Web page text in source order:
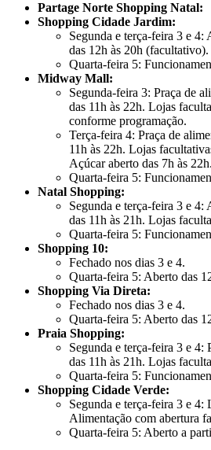
Partage Norte Shopping Natal:
Shopping Cidade Jardim:
Segunda e terça-feira 3 e 4:
das 12h às 20h
Quarta-feira 5:
Midway Mall:
Segunda-feira 3: Praça de
das 11h às 22h. Lojas
conforme programação.
Terça-feira 4: Praça de
11h às 22h. Lojas
Açúcar aberto das 7h às 22h.
Quarta-feira 5:
Natal Shopping:
Segunda e terça-feira 3 e 4:
das 11h às 21h. Lojas
Quarta-feira 5:
Shopping 10:
Fechado nos dias 3 e 4.
Quarta-feira 5: Aberto das
Shopping Via Direta:
Fechado nos dias 3 e 4.
Quarta-feira 5: Aberto das
Praia Shopping:
Segunda e terça-feira 3 e 4:
das 11h às 21h. Lojas
Quarta-feira 5:
Shopping Cidade Verde:
Segunda e terça-feira 3 e 4:
Alimentação com abertura
Quarta-feira 5: Aberto a